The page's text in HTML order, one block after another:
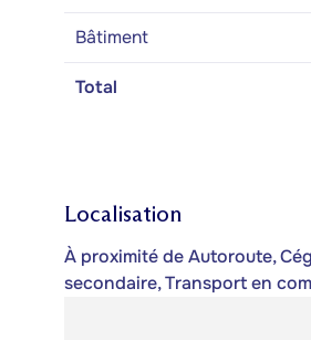
Bâtiment
Total
Localisation
À proximité de Autoroute,
secondaire, Transport en